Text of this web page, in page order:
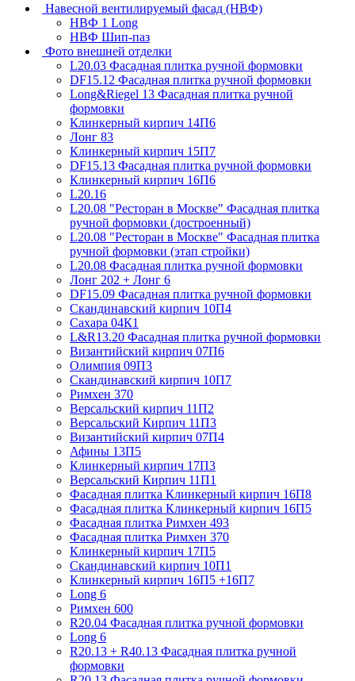
Навесной вентилируемый фасад (НВФ)
НВФ 1 Long
НВФ Шип-паз
Фото внешней отделки
L20.03 Фасадная плитка ручной формовки
DF15.12 Фасадная плитка ручной формовки
Long&Riegel 13 Фасадная плитка ручной
формовки
Клинкерный кирпич 14П6
Лонг 83
Клинкерный кирпич 15П7
DF15.13 Фасадная плитка ручной формовки
Клинкерный кирпич 16П6
L20.16
L20.08 "Ресторан в Москве" Фасадная плитка
ручной формовки (достроенный)
L20.08 "Ресторан в Москве" Фасадная плитка
ручной формовки (этап стройки)
L20.08 Фасадная плитка ручной формовки
Лонг 202 + Лонг 6
DF15.09 Фасадная плитка ручной формовки
Скандинавский кирпич 10П4
Сахара 04К1
L&R13.20 Фасадная плитка ручной формовки
Византийский кирпич 07П6
Олимпия 09П3
Скандинавский кирпич 10П7
Римхен 370
Версальский кирпич 11П2
Версальский Кирпич 11П3
Византийский кирпич 07П4
Афины 13П5
Клинкерный кирпич 17П3
Версальский Кирпич 11П1
Фасадная плитка Клинкерный кирпич 16П8
Фасадная плитка Клинкерный кирпич 16П5
Фасадная плитка Римхен 493
Фасадная плитка Римхен 370
Клинкерный кирпич 17П5
Скандинавский кирпич 10П1
Клинкерный кирпич 16П5 +16П7
Long 6
Римхен 600
R20.04 Фасадная плитка ручной формовки
Long 6
R20.13 + R40.13 Фасадная плитка ручной
формовки